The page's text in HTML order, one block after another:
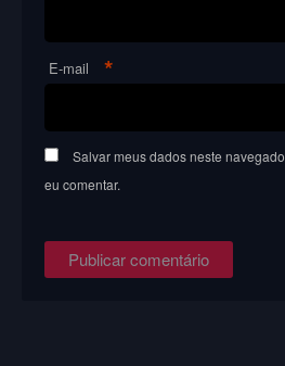
E-mail *
Salvar meus dados neste
eu comentar.